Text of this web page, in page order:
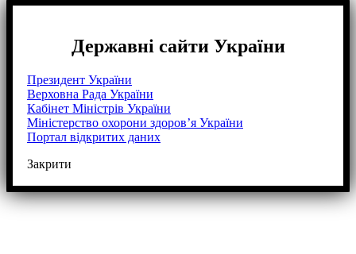
Державні сайти України
Президент України
Верховна Рада України
Кабінет Міністрів України
Міністерство охорони здоров’я України
Портал відкритих даних
Закрити